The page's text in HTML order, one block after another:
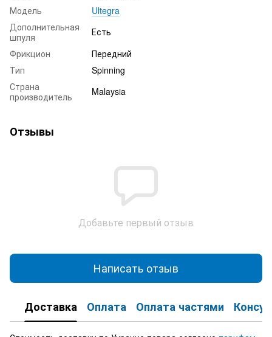
Модель
Ultegra
Дополнительная
шпуля
Есть
Фрикцион
Передний
Тип
Spinning
Страна
производитель
Malaysia
Отзывы
Добавьте первый отзыв
Написать отзыв
Доставка Оплата Оплата частями